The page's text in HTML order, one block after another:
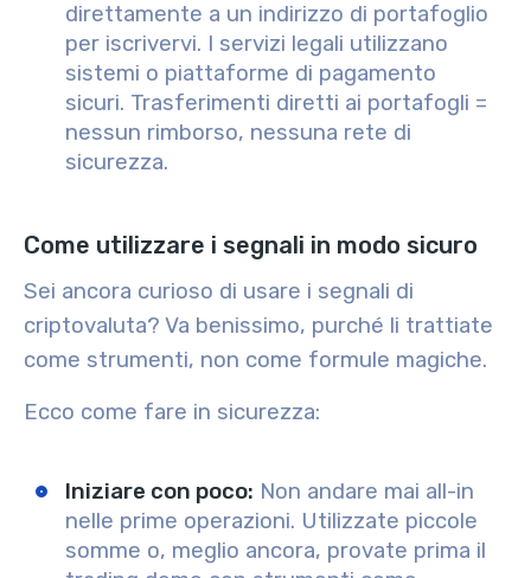
direttamente a un indirizzo di portafoglio
per iscrivervi. I servizi legali utilizzano
sistemi o piattaforme di pagamento
sicuri. Trasferimenti diretti ai portafogli =
nessun rimborso, nessuna rete di
sicurezza.
Come utilizzare i segnali in modo sicuro
Sei ancora curioso di usare i segnali di
criptovaluta? Va benissimo, purché li trattiate
come strumenti, non come formule magiche.
Ecco come fare in sicurezza:
Iniziare con poco: Non andare mai all-in
nelle prime operazioni. Utilizzate piccole
somme o, meglio ancora, provate prima il